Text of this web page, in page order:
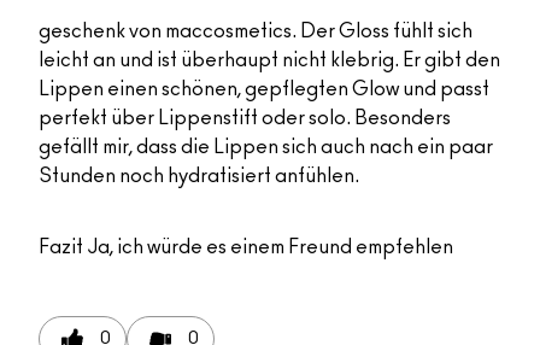
geschenk von maccosmetics. Der Gloss fühlt sich
leicht an und ist überhaupt nicht klebrig. Er gibt den
Lippen einen schönen, gepflegten Glow und passt
perfekt über Lippenstift oder solo. Besonders
gefällt mir, dass die Lippen sich auch nach ein paar
Stunden noch hydratisiert anfühlen.
Fazit Ja, ich würde es einem Freund empfehlen
0 0